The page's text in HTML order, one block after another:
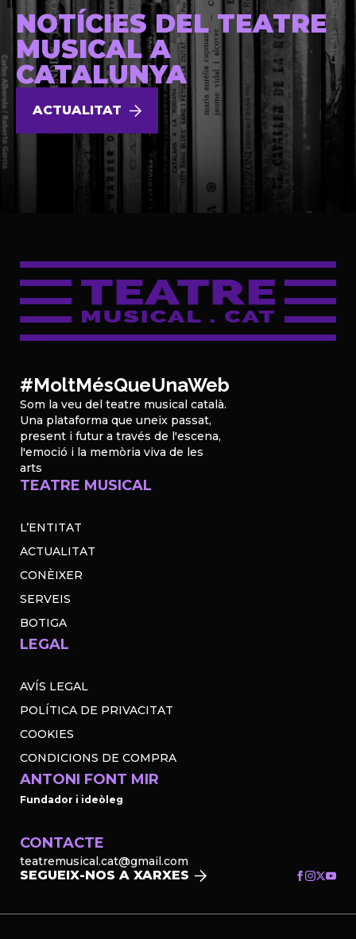
NOTÍCIES DEL TEATRE
MUSICAL A
CATALUNYA
ACTUALITAT
#MoltMésQueUnaWeb
Som la veu del teatre musical català.
Una plataforma que uneix passat,
present i futur a través de l'escena,
l'emoció i la memòria viva de les
arts
TEATRE MUSICAL
L’ENTITAT
ACTUALITAT
CONÈIXER
SERVEIS
BOTIGA
LEGAL
AVÍS LEGAL
POLÍTICA DE PRIVACITAT
COOKIES
CONDICIONS DE COMPRA
ANTONI FONT MIR
Fundador i ideòleg
CONTACTE
teatremusical.cat@gmail.com
SEGUEIX-NOS A XARXES